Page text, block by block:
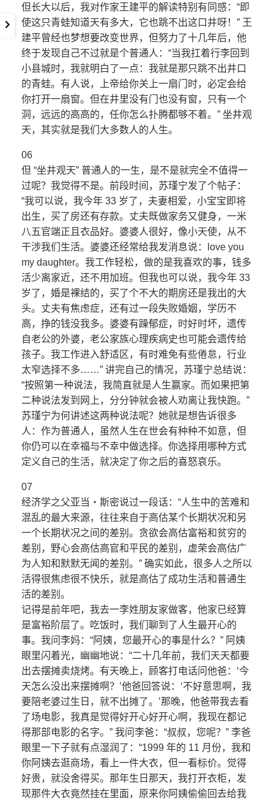
但长大以后，我对作家王建平的解读特别有同感：“即
使这只青蛙知道天有多大，它也跳不出这口井呀！” 王
建平曾经也梦想要改变世界，但努力了十几年后，他
终于发现自己不过就是个普通人：“当我扛着行李回到
小县城时，我就明白了一点：我就是那只跳不出井口
的青蛙。有人说，上帝给你关上一扇门时，必定会给
你打开一扇窗。但在井里没有门也没有窗，只有一个
洞，远远的高高的，任你怎么扑腾都够不着。” 坐井观
天，其实就是我们大多数人的人生。
06
但 “坐井观天” 普通人的一生，是不是就完全不值得一
过呢？我觉得不是。前段时间，苏瑾宁发了个帖子：
“我可以说，我今年 33 岁了，夫妻相爱，小宝宝即将
出生，买了房还有存款。丈夫既做家务又健身，一米
八五官端正且衣品好。婆婆人很好，像小天使，从不
干涉我们生活。婆婆还经常给我发消息说：love you
my daughter。我工作轻松，做的是我喜欢的事，钱多
活少离家近，还不用加班。但我也可以说，我今年 33
岁了，婚是裸结的，买了个不大的期房还是我出的大
头。丈夫有焦虑症，还有过一段失败婚姻，学历不
高，挣的钱没我多。婆婆有躁郁症，时好时坏，遗传
自老公的外婆，老公家族心理疾病史也可能会遗传给
孩子。我工作进入舒适区，有时难免有些倦怠，行业
太窄选择不多……” 讲完自己的情况，苏瑾宁总结说：
“按照第一种说法，我简直就是人生赢家。而如果把第
二种说法发到网上，分分钟就会被人劝离让我快跑。”
苏瑾宁为何讲述这两种说法呢？她就是想告诉很多
人：作为普通人，虽然人生在世会有种种不如意，但
你仍可以在幸福与不幸中做选择。你选择用哪种方式
定义自己的生活，就决定了你之后的喜怒哀乐。
07
经济学之父亚当・斯密说过一段话：“人生中的苦难和
混乱的最大来源，往往来自于高估某个长期状况和另
一个长期状况之间的差别。贪欲会高估富裕和贫穷的
差别，野心会高估高官和平民的差别，虚荣会高估广
为人知和默默无闻的差别。” 确实如此，很多人之所以
活得很焦虑很不快乐，就是高估了成功生活和普通生
活的差别。
记得是前年吧，我去一李姓朋友家做客，他家已经算
是富裕阶层了。吃饭时，我们聊到了人生最开心的
事。我问李妈：“阿姨，您最开心的事是什么？” 阿姨
眼里闪着光，幽幽地说：“二十几年前，我们天天都要
出去摆摊卖烧烤。有天晚上，顾客打电话问他爸：‘今
天怎么没出来摆摊啊？’他爸回答说：‘不好意思啊，我
要陪老婆过生日，就不出摊了。’那晚，他爸带我去看
了场电影，我真是觉得好开心好开心啊，我现在都记
得那部电影的名字。” 我问李爸：“叔叔，您呢？” 李爸
眼里一下子就有点湿润了：“1999 年的 11 月份，我和
你阿姨去逛商场，看上一件大衣，但一看标价。觉得
好贵，就没舍得买。那年生日那天，我打开衣柜，发
现那件大衣竟然挂在里面，原来你阿姨偷偷回去给我